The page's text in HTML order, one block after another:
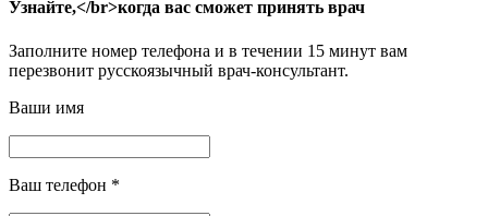
Узнайте,</br>когда вас сможет принять врач
Заполните номер телефона и в течении 15 минут вам
перезвонит русскоязычный врач-консультант.
Ваши имя
Ваш телефон *